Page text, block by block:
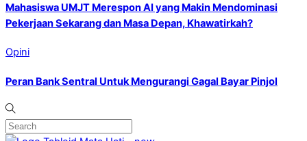
Mahasiswa UMJT Merespon AI yang Makin Mendominasi
Pekerjaan Sekarang dan Masa Depan, Khawatirkah?
Opini
Peran Bank Sentral Untuk Mengurangi Gagal Bayar Pinjol